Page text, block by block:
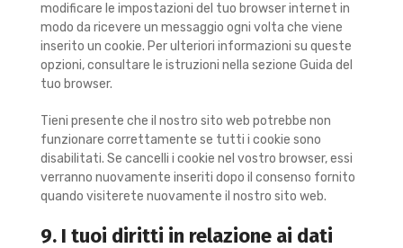
modificare le impostazioni del tuo browser internet in
modo da ricevere un messaggio ogni volta che viene
inserito un cookie. Per ulteriori informazioni su queste
opzioni, consultare le istruzioni nella sezione Guida del
tuo browser.
Tieni presente che il nostro sito web potrebbe non
funzionare correttamente se tutti i cookie sono
disabilitati. Se cancelli i cookie nel vostro browser, essi
verranno nuovamente inseriti dopo il consenso fornito
quando visiterete nuovamente il nostro sito web.
9. I tuoi diritti in relazione ai dati